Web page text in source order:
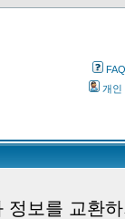
FAQ
개인
정보를 교환